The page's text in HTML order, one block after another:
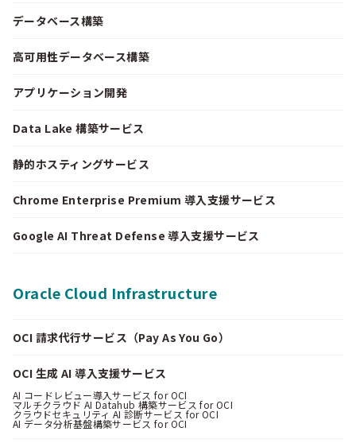
データベース構築
高可用性データベース構築
アプリケーション開発
Data Lake 構築サービス
静的ホスティングサービス
Chrome Enterprise Premium 導入支援サービス
Google AI Threat Defense 導入支援サービス
Oracle Cloud Infrastructure
OCI 請求代行サービス（Pay As You Go）
OCI 生成 AI 導入支援サービス
AI コードレビュー導入サービス for OCI
マルチクラウド AI Datahub 構築サービス for OCI
クラウドセキュリティ AI 診断サービス for OCI
AI データ分析基盤構築サービス for OCI